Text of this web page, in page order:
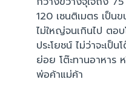
120 เซนติเมตร เป็น
ไม่ใหญ่จนเกินไป ตอ
ประโยชน์ ไม่ว่าจะเป็
ย่อย โต๊ะทานอาหาร
พ่อค้าแม่ค้า